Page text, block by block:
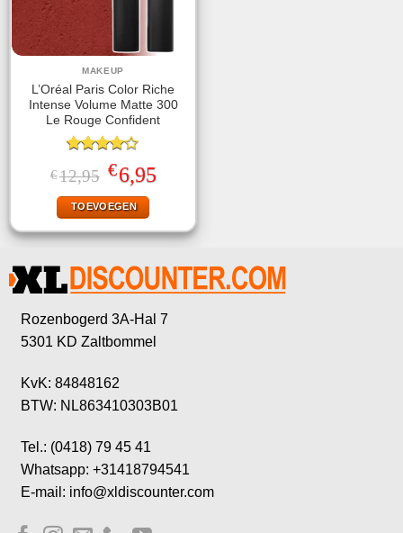
MAKEUP
L’Oréal Paris Color Riche
Intense Volume Matte 300
Le Rouge Confident
Gewaardeerd
4.00uit
€12,95 Oorspronkelijke
prijs
was:
€12,95.
€6,95Huidige
prijs
TOEVOEGEN
Rozenbogerd 3A-Hal 7
5301 KD Zaltbommel
KvK: 84848162
BTW: NL863410303B01
Tel.: (0418) 79 45 41
Whatsapp: +31418794541
E-mail: info@xldiscounter.com